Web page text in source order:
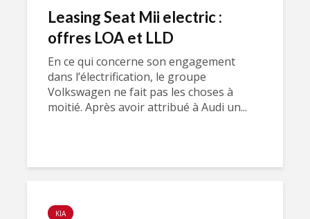
Leasing Seat Mii electric :
offres LOA et LLD
En ce qui concerne son engagement
dans l’électrification, le groupe
Volkswagen ne fait pas les choses à
moitié. Après avoir attribué à Audi un...
KIA